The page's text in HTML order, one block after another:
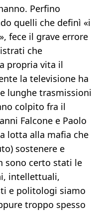
Perfino
quelli che definì «i
fece il grave errore
che
propria vita il
la televisione ha
lunghe trasmissioni
colpito fra il
Falcone e Paolo
lotta alla mafia che
sostenere e
sono certo stati le
intellettuali,
e politologi siamo
troppo spesso